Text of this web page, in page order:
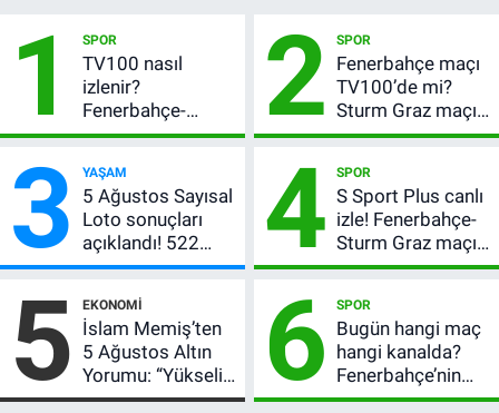
1 SPOR
TV100 nasıl
izlenir?
Fenerbahçe-
Sturm Graz maçı
bilgileri
2 SPOR
Fenerbahçe maçı
TV100’de mi?
Sturm Graz maçı
hangi kanalda,
3 YAŞAM
5 Ağustos Sayısal
Loto sonuçları
açıklandı! 522
milyon TL devretti
4 SPOR
S Sport Plus canlı
izle! Fenerbahçe-
Sturm Graz maçı
nasıl izlenir?
5 EKONOMI
İslam Memiş’ten
5 Ağustos Altın
Yorumu: “Yükseliş
Beklentim Devam
6 SPOR
Bugün hangi maç
hangi kanalda?
Fenerbahçe’nin
Avrupa sınavı